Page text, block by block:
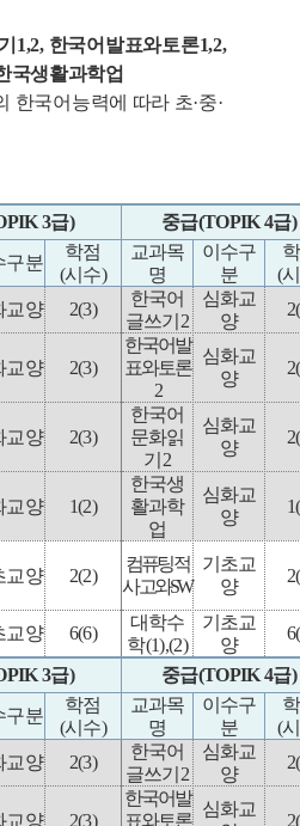
1,2, 한국어발표와토론1,2,
국생활과학업
한국어능력에 따라 초·중·
3급) 중급(TOPIK 4급)
구분
학점
(시수)
교과목
명
이수구
분
(
교양 2(3)
한국어
글쓰기 2
심화교
양
교양 2(3)
한국어발
표와토론
2
심화교
양
교양 2(3)
한국어
문화읽
기 2
심화교
양
교양 1(2)
한국생
활과학
업
심화교
양
교양 2(2)
컴퓨팅적
사고와SW
기초교
양
교양 6(6)
대학수
학(1),(2)
기초교
양
3급) 중급(TOPIK 4급)
구분
학점
(시수)
교과목
명
이수구
분
(
교양 2(3)
한국어
글쓰기 2
심화교
양
교양 2(3)
한국어발
표와토론
심화교